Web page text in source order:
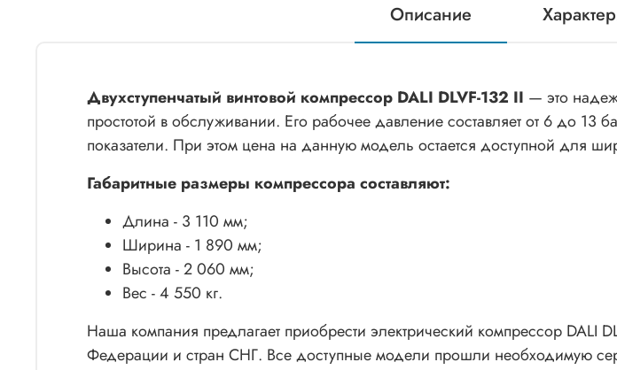
Описание
Двухступенчатый винтовой компрессор DALI DLVF-132 II — это
простотой в обслуживании. Его рабочее давление составляет от 6 до 13
показатели. При этом цена на данную модель остается доступной для
Габаритные размеры компрессора составляют:
Длина - 3 110 мм;
Ширина - 1 890 мм;
Высота - 2 060 мм;
Вес - 4 550 кг.
Наша компания предлагает приобрести электрический компрессор DALI
Федерации и стран СНГ. Все доступные модели прошли необходимую